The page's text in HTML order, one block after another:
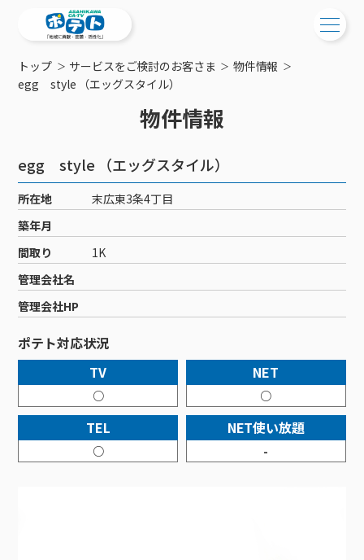
ご検討中の方
工事・配線について
新居をご検討中の方へ
ポテトを導入している集合住宅
物件情報
特典・キャンペーン
おトクな割引サービス
ご加入中の方
ご加入中のサービス確認・変更
WEBメール
サポートサービス
サポートサービストップ
リモートコール
回線速度測定
接続・設定⽅法
訪問サポート＆サポートパックサービス料⾦表
新着情報
メンテナンス・障害情報
ポテトからのプレゼント
イベントカレンダー
講座のご案内
サービス案内
サービス案内
ケーブルテレビ
ケーブルテレビトップ
チャンネル紹介
料⾦プラン
NHK衛星受信料団体⼀括⽀払
機器⼀覧
インターネット
インターネットトップ
料⾦プラン
Wi-Fiサービス
ポテトホーム防犯カメラ
オプションサービス
インターネットギガシェアプラン
固定電話
固定電話トップ
基本料⾦・通話料⾦
オプションサービス
auスマートバリュー
auまとめトーク
ポテトスマートフォントップ
料⾦プラン
機種⼀覧
オプションサービス
でんき
でんきトップ
ポラリンでんき×ポテト
ポテトでんき
暮らしを快適にするサービス
暮らしを快適にするサービストップ
ポテトライフメール
コミチャン
お困りの方はこちら
会社案内
メンテナンス
障害情報
トップ サービスをご検討のお客さま
物件情報
egg style （エッグスタイル）
物件情報
egg style （エッグスタイル）
所在地
末広東3条4丁目
築年月
間取り
1K
管理会社名
管理会社HP
ポテト対応状況
TV
○
NET
○
TEL
○
NET使い放題
-